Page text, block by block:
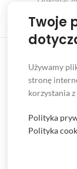
Twoje
Używamy
stronę
korzystania z
Polityka
Polityka